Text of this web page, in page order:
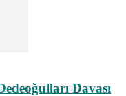
Davası